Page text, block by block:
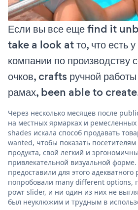
Если вы все еще find it
take a look at то, что есть
компании по производству
очков, crafts ручной
рамах, been able to
Через несколько месяцев после
на местных ярмарках и ремесленных
shades искала способ продавать
wanted, чтобы показать посетителям
продукта, свой легкий и
привлекательной визуальной
предоставили для этого
попробовали many different
powr slider, и ни один из них не
был неуклюжим и трудным в